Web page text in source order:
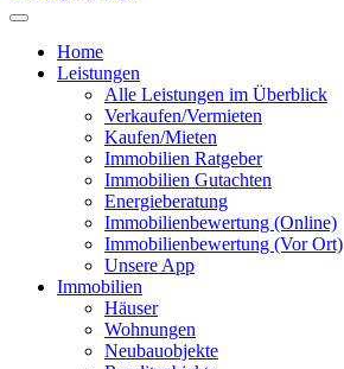
Home
Leistungen
Alle Leistungen im Überblick
Verkaufen/Vermieten
Kaufen/Mieten
Immobilien Ratgeber
Immobilien Gutachten
Energieberatung
Immobilienbewertung (Online)
Immobilienbewertung (Vor Ort)
Unsere App
Immobilien
Häuser
Wohnungen
Neubauobjekte